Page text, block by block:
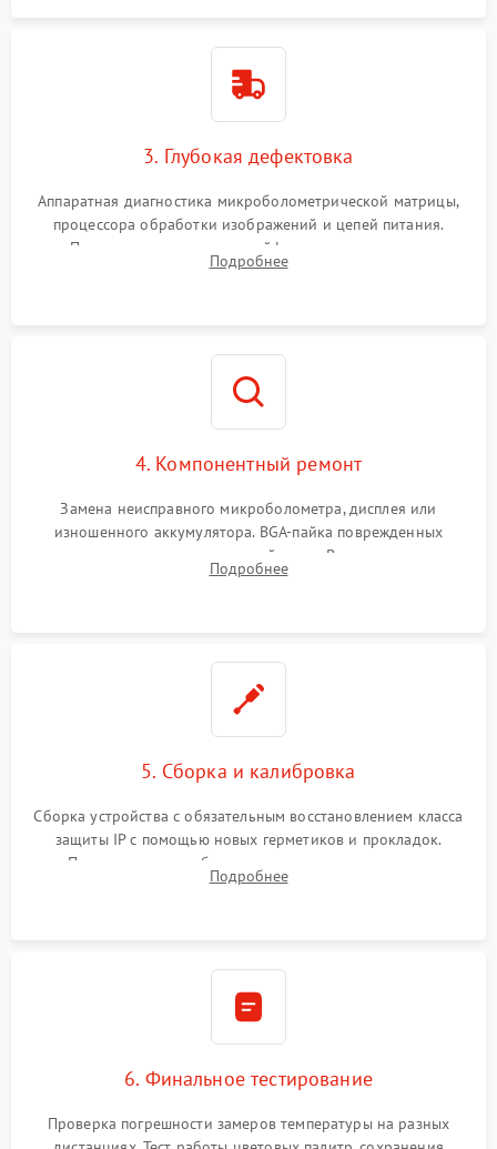
3. Глубокая дефектовка
Аппаратная диагностика микроболометрической матрицы,
процессора обработки изображений и цепей питания.
Проверка целостности шлейфов, модуля памяти и
интерфейсов связи. Выявление сгоревших SMD-компонентов
Подробнее
4. Компонентный ремонт
Замена неисправного микроболометра, дисплея или
изношенного аккумулятора. BGA-пайка поврежденных
контроллеров на материнской плате. Восстановление
разъемов и кнопок, замена поврежденных элементов
Подробнее
5. Сборка и калибровка
Сборка устройства с обязательным восстановлением класса
защиты IP с помощью новых герметиков и прокладок.
Программная калибровка матрицы по эталонному
абсолютно черному телу для точного измерения температур.
Подробнее
6. Финальное тестирование
Проверка погрешности замеров температуры на разных